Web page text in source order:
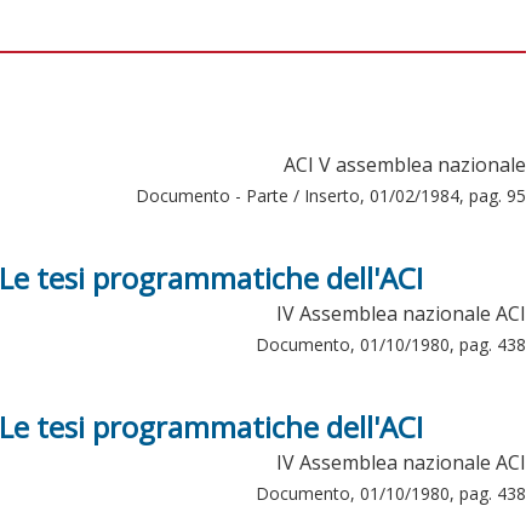
ACI V assemblea nazionale
Documento - Parte / Inserto, 01/02/1984, pag. 95
tesi programmatiche dell'ACI
IV Assemblea nazionale ACI
Documento, 01/10/1980, pag. 438
tesi programmatiche dell'ACI
IV Assemblea nazionale ACI
Documento, 01/10/1980, pag. 438